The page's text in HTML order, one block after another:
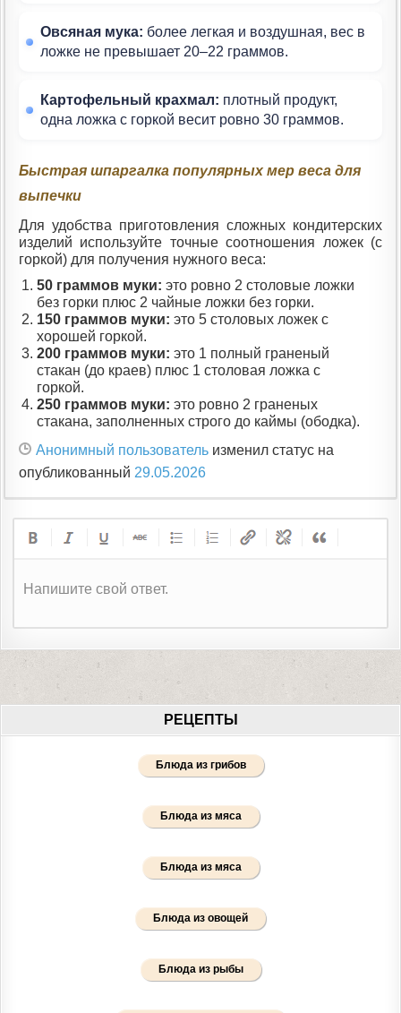
Овсяная мука: более легкая и воздушная, вес в
ложке не превышает 20–22 граммов.
Картофельный крахмал: плотный продукт,
одна ложка с горкой весит ровно 30 граммов.
Быстрая шпаргалка популярных мер веса для
выпечки
Для удобства приготовления сложных кондитерских
изделий используйте точные соотношения ложек (с
горкой) для получения нужного веса:
50 граммов муки: это ровно 2 столовые ложки
без горки плюс 2 чайные ложки без горки.
150 граммов муки: это 5 столовых ложек с
хорошей горкой.
200 граммов муки: это 1 полный граненый
стакан (до краев) плюс 1 столовая ложка с
горкой.
250 граммов муки: это ровно 2 граненых
стакана, заполненных строго до каймы (ободка).
Анонимный пользователь изменил статус на
опубликованный 29.05.2026
Напишите свой ответ.
РЕЦЕПТЫ
Блюда из грибов
Блюда из мяса
Блюда из мяса
Блюда из овощей
Блюда из рыбы